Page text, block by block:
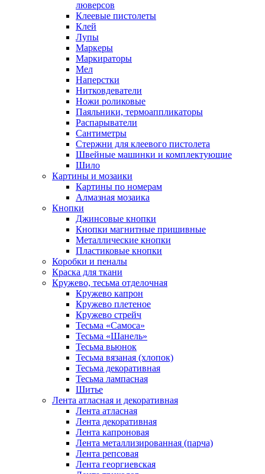
люверсов
Клеевые пистолеты
Клей
Лупы
Маркеры
Маркираторы
Мел
Наперстки
Нитковдеватели
Ножи роликовые
Паяльники, термоаппликаторы
Распарыватели
Сантиметры
Стержни для клеевого пистолета
Швейные машинки и комплектующие
Шило
Картины и мозаики
Картины по номерам
Алмазная мозаика
Кнопки
Джинсовые кнопки
Кнопки магнитные пришивные
Металлические кнопки
Пластиковые кнопки
Коробки и пеналы
Краска для ткани
Кружево, тесьма отделочная
Кружево капрон
Кружево плетеное
Кружево стрейч
Тесьма «Самоса»
Тесьма «Шанель»
Тесьма вьюнок
Тесьма вязаная (хлопок)
Тесьма декоративная
Тесьма лампасная
Шитье
Лента атласная и декоративная
Лента атласная
Лента декоративная
Лента капроновая
Лента металлизированная (парча)
Лента репсовая
Лента георгиевская